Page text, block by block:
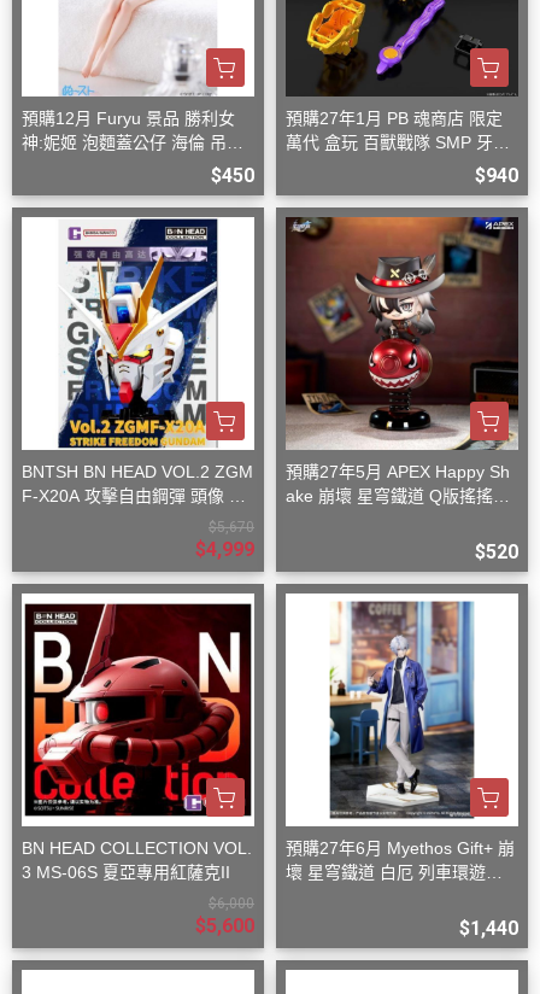
預購12月 Furyu 景品 勝利女
神:妮姬 泡麵蓋公仔 海倫 吊帶
$450
預購27年1月 PB 魂商店 限定
萬代 盒玩 百獸戰隊 SMP 牙吠
$940
BNTSH BN HEAD VOL.2 ZGM
F-X20A 攻擊自由鋼彈 頭像 53
$5,670
$4,999
預購27年5月 APEX Happy Sh
ake 崩壞 星穹鐵道 Q版搖搖樂
$520
BN HEAD COLLECTION VOL.
3 MS-06S 夏亞專用紅薩克II
$6,000
$5,600
預購27年6月 Myethos Gift+ 崩
壞 星穹鐵道 白厄 列車環遊記V
$1,440